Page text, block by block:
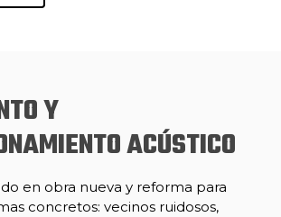
Y
ACÚSTICO
en obra nueva y reforma para
concretos: vecinos ruidosos,